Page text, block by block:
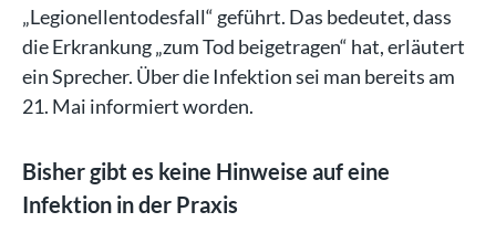
„Legionellentodesfall“ geführt. Das bedeutet, dass
die Erkrankung „zum Tod beigetragen“ hat, erläutert
ein Sprecher. Über die Infektion sei man bereits am
21. Mai informiert worden.
Bisher gibt es keine Hinweise auf eine
Infektion in der Praxis